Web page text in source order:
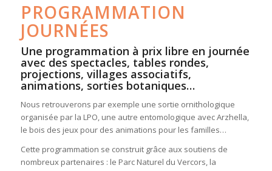
PROGRAMMATION
JOURNÉES
Une programmation à prix libre en journée
avec des spectacles, tables rondes,
projections, villages associatifs,
animations, sorties botaniques…
Nous retrouverons par exemple une sortie ornithologique
organisée par la LPO, une autre entomologique avec Arzhella,
le bois des jeux pour des animations pour les familles…
Cette programmation se construit grâce aux soutiens de
nombreux partenaires : le Parc Naturel du Vercors, la